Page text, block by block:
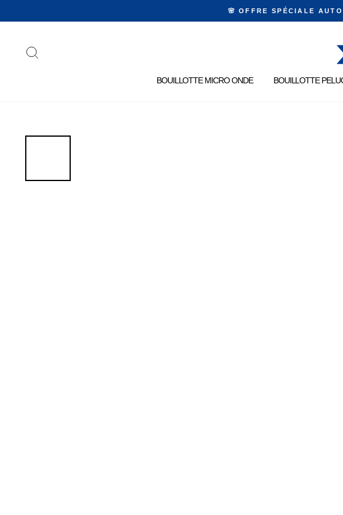
🌸 OFFRE SPÉCIALE
BOUILLOTTE MICRO ONDE BOUILLOTTE